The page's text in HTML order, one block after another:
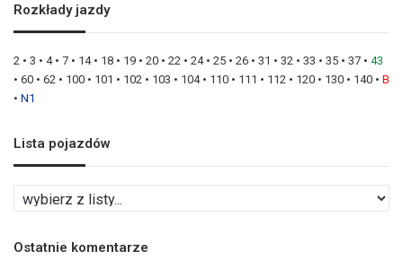
Rozkłady jazdy
2 • 3 • 4• 7 • 14• 18 • 19 • 20 • 22 • 24• 25 • 26 • 31 • 32 • 33 • 35 • 37 • 43
• 60 • 62 • 100 • 101 • 102 • 103 • 104• 110 • 111 • 112 • 120 • 130 • 140 • B
• N1
Lista pojazdów
i
tOstatnie komentarze